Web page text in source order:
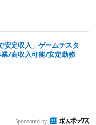
安定収入」ゲームテスタ
/高収入可能/安定勤務
Sponsored by